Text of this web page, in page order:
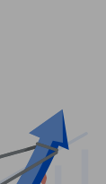
by email